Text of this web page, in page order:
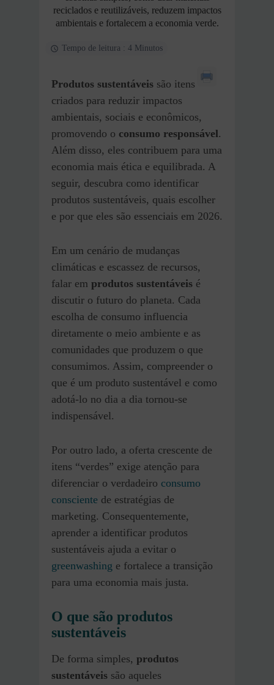
reciclados e reutilizáveis, reduzem impactos
ambientais e fortalecem a economia verde.
Tempo de leitura : 4 Minutos
Produtos sustentáveis são itens
criados para reduzir impactos
ambientais, sociais e econômicos,
promovendo o consumo responsável.
Além disso, eles contribuem para uma
economia mais ética e equilibrada. A
seguir, descubra como identificar
produtos sustentáveis, quais escolher
e por que eles são essenciais em 2026.
Em um cenário de mudanças
climáticas e escassez de recursos,
falar em produtos sustentáveis é
discutir o futuro do planeta. Cada
escolha de consumo influencia
diretamente o meio ambiente e as
comunidades que produzem o que
consumimos. Assim, compreender o
que é um produto sustentável e como
adotá-lo no dia a dia tornou-se
indispensável.
Por outro lado, a oferta crescente de
itens “verdes” exige atenção para
diferenciar o verdadeiro consumo
consciente de estratégias de
marketing. Consequentemente,
aprender a identificar produtos
sustentáveis ajuda a evitar o
greenwashing e fortalece a transição
para uma economia mais justa.
O que são produtos
sustentáveis
De forma simples, produtos
sustentáveis são aqueles